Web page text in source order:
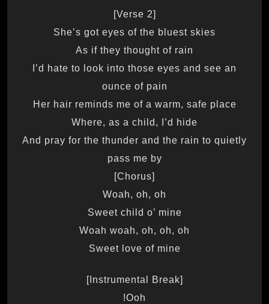
[Verse 2]
She’s got eyes of the bluest skies
As if they thought of rain
I’d hate to look into those eyes and see an
ounce of pain
Her hair reminds me of a warm, safe place
Where, as a child, I’d hide
And pray for the thunder and the rain to quietly
pass me by
[Chorus]
Woah, oh, oh
Sweet child o’ mine
Woah woah, oh, oh, oh
Sweet love of mine
Ooh!